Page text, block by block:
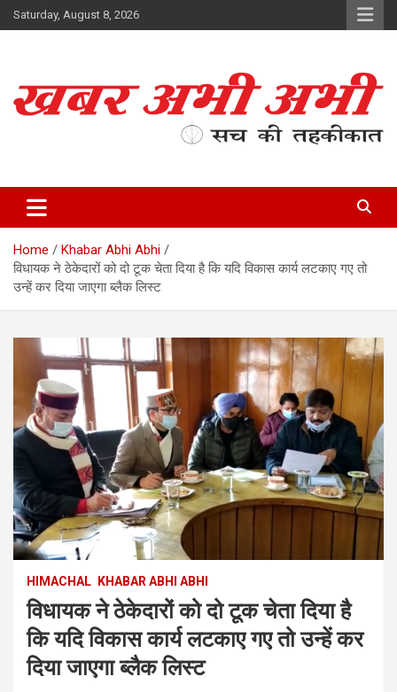
Skip
to
Saturday, August 8, 2026
Home
Khabar Abhi Abhi
विधायक ने ठेकेदारों को दो टूक चेता दिया है कि यदि विकास कार्य लटकाए गए तो
उन्हें कर दिया जाएगा ब्लैक लिस्ट
HIMACHAL KHABAR ABHI ABHI
विधायक ने ठेकेदारों को दो टूक चेता दिया है
कि यदि विकास कार्य लटकाए गए तो उन्हें कर
दिया जाएगा ब्लैक लिस्ट